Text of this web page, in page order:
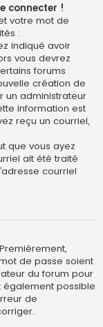
connecter !
votre mot de
:
indiqué avoir
vous devrez
forums
création de
un administrateur
information est
reçu un courriel,
que vous ayez
ait été traité
courriel
de passe soient
du forum pour
également possible
de